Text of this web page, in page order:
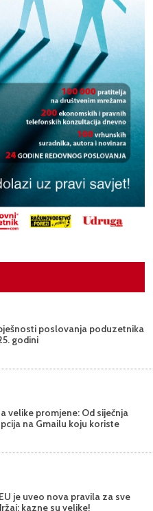
poslovanja poduzetnika
godini
velike promjene: Od siječnja
na Gmailu koju koriste
je uveo nova pravila za sve
kazne su velike!